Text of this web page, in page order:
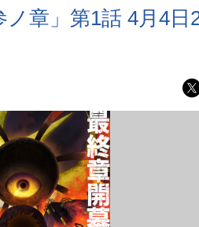
章」第1話 4月4日